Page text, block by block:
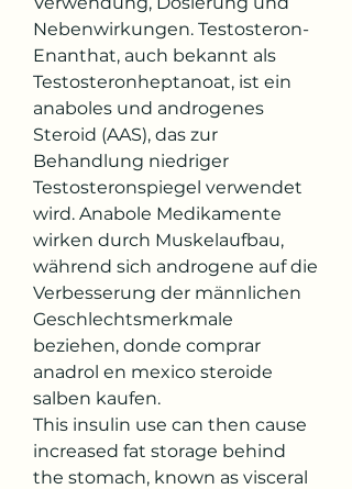
Nebenwirkungen. Testosteron-
Enanthat, auch bekannt als
Testosteronheptanoat, ist ein
anaboles und androgenes
Steroid (AAS), das zur
Behandlung niedriger
Testosteronspiegel verwendet
wird. Anabole Medikamente
wirken durch Muskelaufbau,
während sich androgene auf die
Verbesserung der männlichen
Geschlechtsmerkmale
beziehen, donde comprar
anadrol en mexico steroide
salben kaufen.
This insulin use can then cause
increased fat storage behind
the stomach, known as visceral